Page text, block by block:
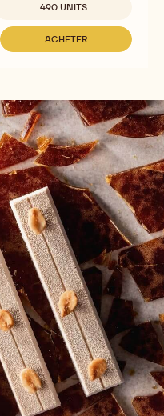
490 UNITS
ACHETER
-
CHOCOLAT
MARBRE